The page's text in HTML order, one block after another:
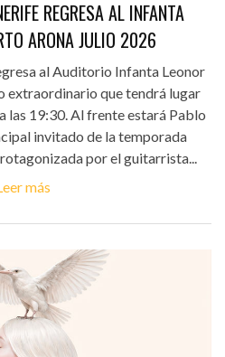
REGRESA AL INFANTA
ARONA JULIO 2026
al Auditorio Infanta Leonor
extraordinario que tendrá lugar
las 19:30. Al frente estará Pablo
invitado de la temporada
por el guitarrista...
más